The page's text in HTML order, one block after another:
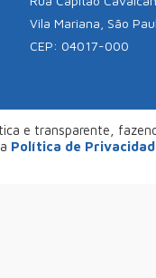
Vila Mariana, São
CEP: 04017-000
© Copyright
e transparente,
Política de